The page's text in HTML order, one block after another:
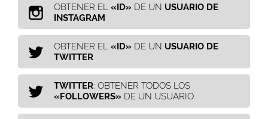
OBTENER EL «ID» DE UN USUARIO DE
INSTAGRAM
OBTENER EL «ID» DE UN USUARIO DE
TWITTER
TWITTER: OBTENER TODOS LOS
«FOLLOWERS» DE UN USUARIO